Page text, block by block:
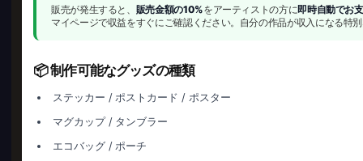
販売が発生すると、 販売金額の10%をアーティストの方に即時自動でお
マイページで収益をすぐにご確認ください。自分の作品が収入になる特
📦 制作可能なグッズの種類
ステッカー / ポストカード / ポスター
マグカップ / タンブラー
エコバッグ / ポーチ